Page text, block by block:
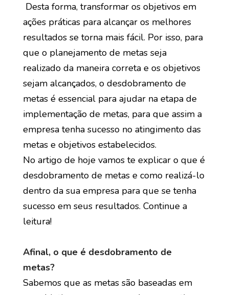
Desta forma, transformar os objetivos em
ações práticas para alcançar os melhores
resultados se torna mais fácil. Por isso, para
que o planejamento de metas seja
realizado da maneira correta e os objetivos
sejam alcançados, o desdobramento de
metas é essencial para ajudar na etapa de
implementação de metas, para que assim a
empresa tenha sucesso no atingimento das
metas e objetivos estabelecidos.
No artigo de hoje vamos te explicar o que é
desdobramento de metas e como realizá-lo
dentro da sua empresa para que se tenha
sucesso em seus resultados. Continue a
leitura!
Afinal, o que é desdobramento de
metas?
Sabemos que as metas são baseadas em